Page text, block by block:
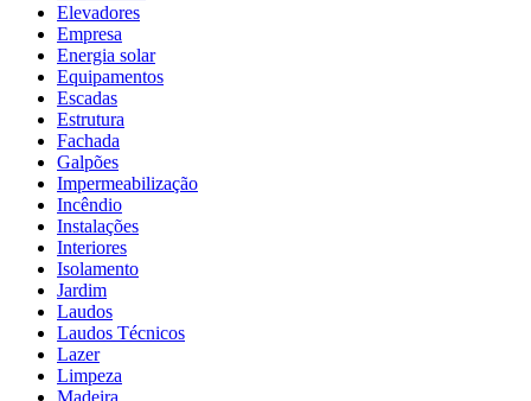
Elevadores
Empresa
Energia solar
Equipamentos
Escadas
Estrutura
Fachada
Galpões
Impermeabilização
Incêndio
Instalações
Interiores
Isolamento
Jardim
Laudos
Laudos Técnicos
Lazer
Limpeza
Madeira